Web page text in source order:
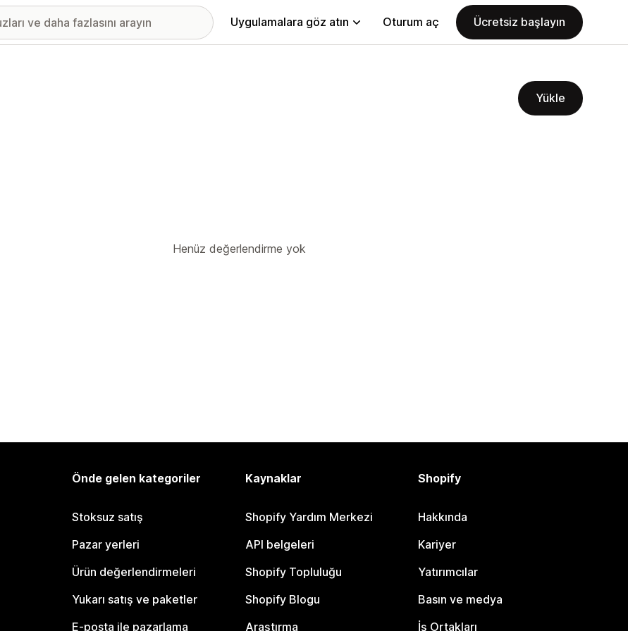
Uygulamalara göz atın Oturum aç Ücretsiz başlayın
Yükle
Henüz değerlendirme yok
Önde gelen kategoriler
Stoksuz satış
Pazar yerleri
Ürün değerlendirmeleri
Yukarı satış ve paketler
E-posta ile pazarlama
Kaynaklar
Shopify Yardım Merkezi
API belgeleri
Shopify Topluluğu
Shopify Blogu
Araştırma
Shopify
Hakkında
Kariyer
Yatırımcılar
Basın ve medya
İş Ortakları